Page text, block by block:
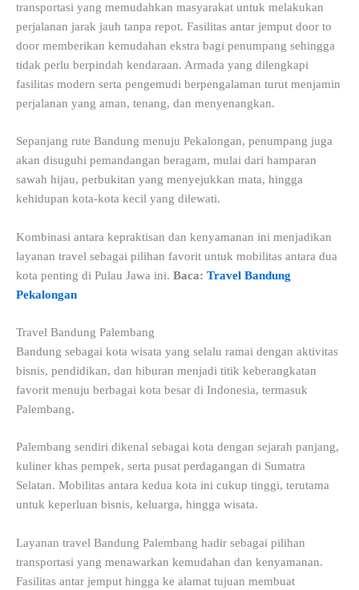
transportasi yang memudahkan masyarakat untuk melakukan
perjalanan jarak jauh tanpa repot. Fasilitas antar jemput door to
door memberikan kemudahan ekstra bagi penumpang sehingga
tidak perlu berpindah kendaraan. Armada yang dilengkapi
fasilitas modern serta pengemudi berpengalaman turut menjamin
perjalanan yang aman, tenang, dan menyenangkan.
Sepanjang rute Bandung menuju Pekalongan, penumpang juga
akan disuguhi pemandangan beragam, mulai dari hamparan
sawah hijau, perbukitan yang menyejukkan mata, hingga
kehidupan kota-kota kecil yang dilewati.
Kombinasi antara kepraktisan dan kenyamanan ini menjadikan
layanan travel sebagai pilihan favorit untuk mobilitas antara dua
kota penting di Pulau Jawa ini. Baca: Travel Bandung
Pekalongan
Travel Bandung Palembang
Bandung sebagai kota wisata yang selalu ramai dengan aktivitas
bisnis, pendidikan, dan hiburan menjadi titik keberangkatan
favorit menuju berbagai kota besar di Indonesia, termasuk
Palembang.
Palembang sendiri dikenal sebagai kota dengan sejarah panjang,
kuliner khas pempek, serta pusat perdagangan di Sumatra
Selatan. Mobilitas antara kedua kota ini cukup tinggi, terutama
untuk keperluan bisnis, keluarga, hingga wisata.
Layanan travel Bandung Palembang hadir sebagai pilihan
transportasi yang menawarkan kemudahan dan kenyamanan.
Fasilitas antar jemput hingga ke alamat tujuan membuat